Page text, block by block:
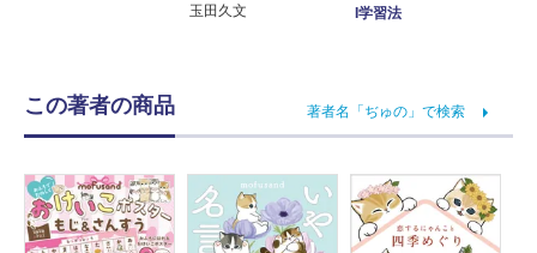
玉田久文
I学習法
この著者の商品 著者名「ぢゅの」で検索